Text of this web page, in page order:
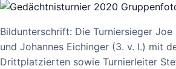
Bildunterschrift: Die Turniersieger Joe
und Johannes Eichinger (3. v. l.) mit
Drittplatzierten sowie Turnierleiter